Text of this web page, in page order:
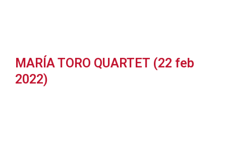
MARÍA TORO QUARTET (22 feb
2022)